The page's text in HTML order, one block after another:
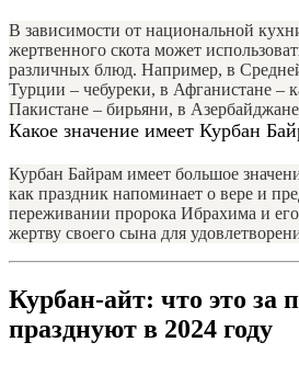
В зависимости от национальной
жертвенного скота может
различных блюд. Например, в
Турции – чебуреки, в Афганистане –
Пакистане – бирьяни, в
Какое значение имеет Курбан
Курбан Байрам имеет большое
как праздник напоминает о вере и
переживании пророка Ибрахима и его
жертву своего сына для
Курбан-айт: что это за
празднуют в 2024 году